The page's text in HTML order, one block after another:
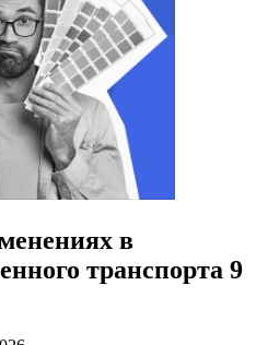
в
транспорта 9